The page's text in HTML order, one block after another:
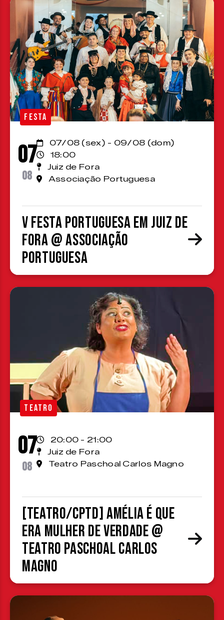
FESTA
07
08
07/08 (sex) - 09/08 (dom)
18:00
Juiz de Fora
Associação Portuguesa
V Festa Portuguesa em Juiz de
Fora @ Associação
Portuguesa
TEATRO
07
08
20:00 - 21:00
Juiz de Fora
Teatro Paschoal Carlos Magno
[TEATRO/CPTD] Amélia é que
era mulher de verdade @
Teatro Paschoal Carlos
Magno